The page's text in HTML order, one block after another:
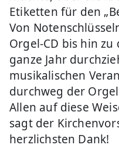
Etiketten für den
Von
Orgel-CD bis hin
ganze Jahr
musikalischen
durchweg der
Allen auf diese
sagt der
herzlichsten Dank!